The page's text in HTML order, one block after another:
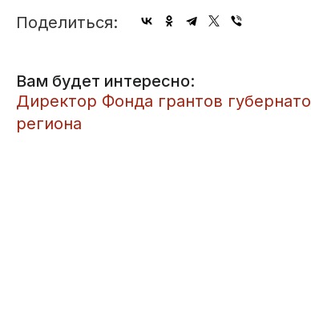
Поделиться:
Вам будет интересно:
​Директор Фонда грантов
региона